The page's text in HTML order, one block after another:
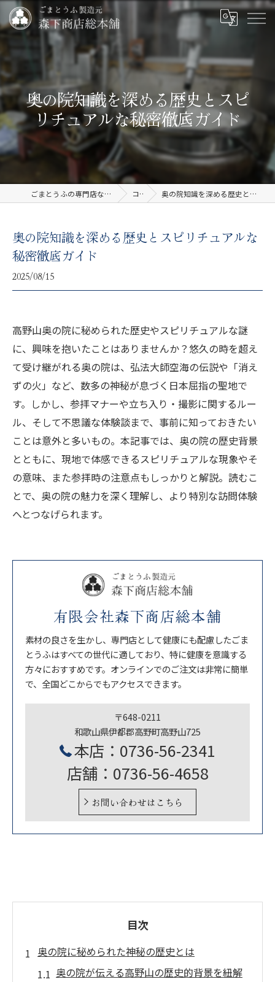
奥の院知識を深める歴史とスピ
リチュアルな秘密徹底ガイド
ごまとうふの専門店なら有限会社森下商店総本舗 コラム 奥の院知識を深める歴史とスピリチュアルな秘密徹底ガイド
奥の院知識を深める歴史とスピリチュアルな
秘密徹底ガイド
2025/08/15
高野山奥の院に秘められた歴史やスピリチュアルな謎
に、興味を抱いたことはありませんか？悠久の時を超え
て受け継がれる奥の院は、弘法大師空海の伝説や「消え
ずの火」など、数多の神秘が息づく日本屈指の聖地で
す。しかし、参拝マナーや立ち入り・撮影に関するルー
ル、そして不思議な体験談まで、事前に知っておきたい
ことは意外と多いもの。本記事では、奥の院の歴史背景
とともに、現地で体感できるスピリチュアルな現象やそ
の意味、また参拝時の注意点もしっかりと解説。読むこ
とで、奥の院の魅力を深く理解し、より特別な訪問体験
へとつなげられます。
有限会社森下商店総本舗
素材の良さを生かし、専門店として健康にも配慮したごま
とうふはすべての世代に適しており、特に健康を意識する
方々におすすめです。オンラインでのご注文は非常に簡単
で、全国どこからでもアクセスできます。
〒648-0211
和歌山県伊都郡高野町高野山725
本店：0736-56-2341
店舗：0736-56-4658
お問い合わせはこちら
目次
奥の院に秘められた神秘の歴史とは
奥の院が伝える高野山の歴史的背景を紐解